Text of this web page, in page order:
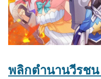
พลิกตำนานวีรชน